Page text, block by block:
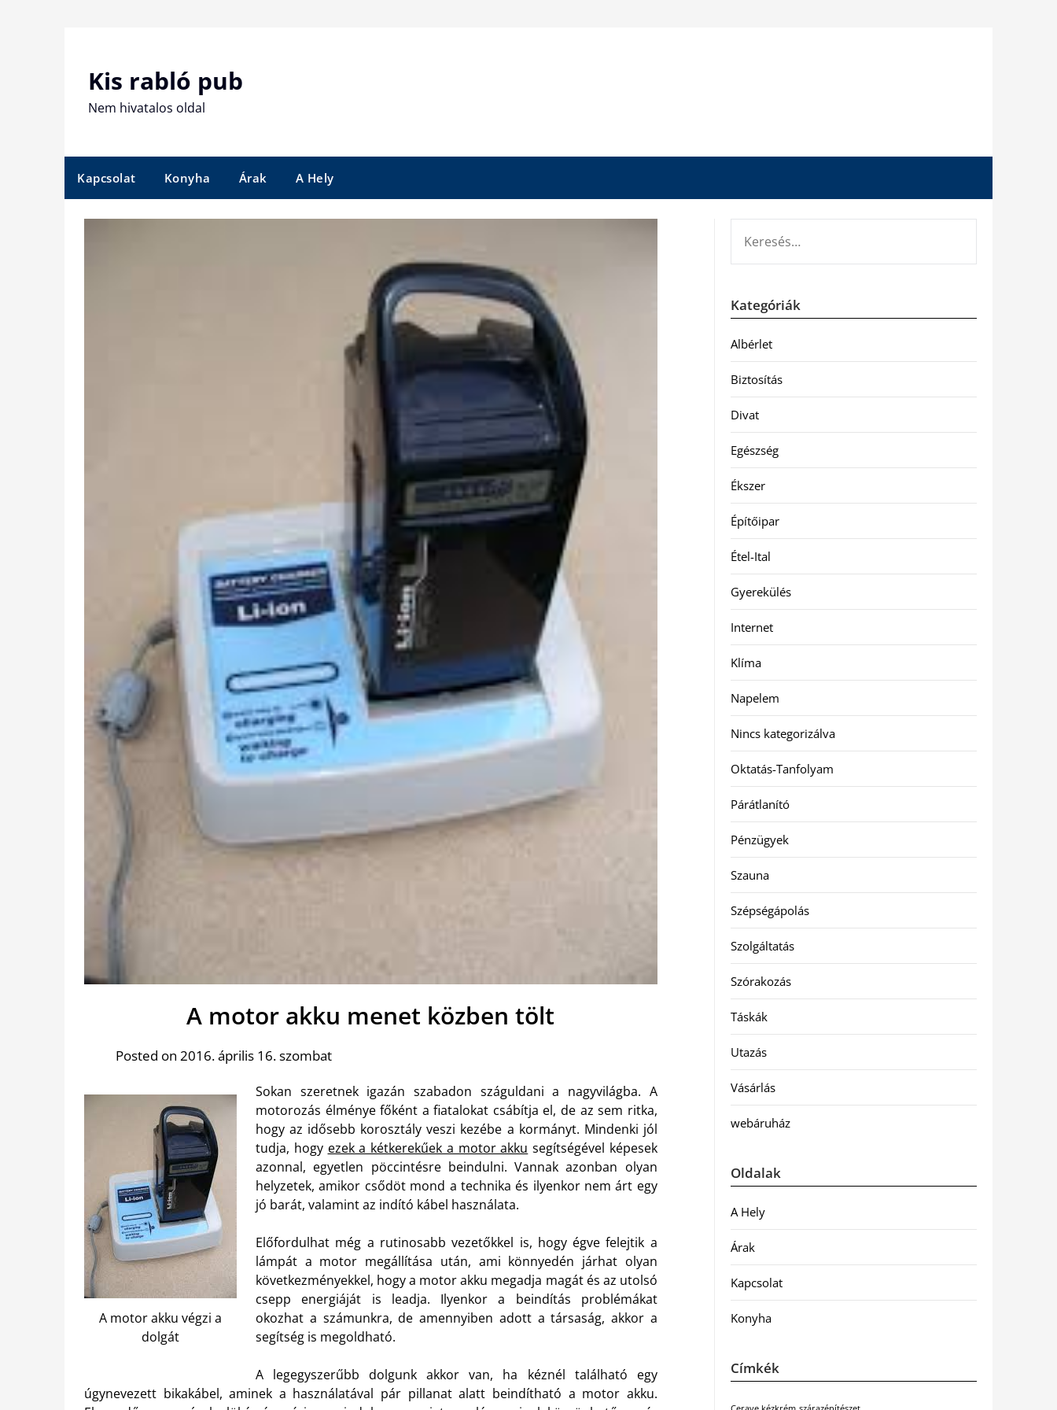
Kis rabló pub
Nem hivatalos oldal
Kapcsolat Konyha Árak A Hely
A motor akku menet közben tölt
Posted on 2016. április 16. szombat
A motor akku végzi a
dolgát
Sokan szeretnek igazán szabadon száguldani a nagyvilágba. A
motorozás élménye főként a fiatalokat csábítja el, de az sem ritka,
hogy az idősebb korosztály veszi kezébe a kormányt. Mindenki jól
tudja, hogy ezek a kétkerekűek a motor akku segítségével képesek
azonnal, egyetlen pöccintésre beindulni. Vannak azonban olyan
helyzetek, amikor csődöt mond a technika és ilyenkor nem árt egy
jó barát, valamint az indító kábel használata.
Előfordulhat még a rutinosabb vezetőkkel is, hogy égve felejtik a
lámpát a motor megállítása után, ami könnyedén járhat olyan
következményekkel, hogy a motor akku megadja magát és az utolsó
csepp energiáját is leadja. Ilyenkor a beindítás problémákat
okozhat a számunkra, de amennyiben adott a társaság, akkor a
segítség is megoldható.
A legegyszerűbb dolgunk akkor van, ha kéznél található egy
úgynevezett bikakábel, aminek a használatával pár pillanat alatt beindítható a motor akku.
Kategóriák
Albérlet
Biztosítás
Divat
Egészség
Ékszer
Építőipar
Étel-Ital
Gyerekülés
Internet
Klíma
Napelem
Nincs kategorizálva
Oktatás-Tanfolyam
Párátlanító
Pénzügyek
Szauna
Szépségápolás
Szolgáltatás
Szórakozás
Táskák
Utazás
Vásárlás
webáruház
Oldalak
A Hely
Árak
Kapcsolat
Konyha
Címkék